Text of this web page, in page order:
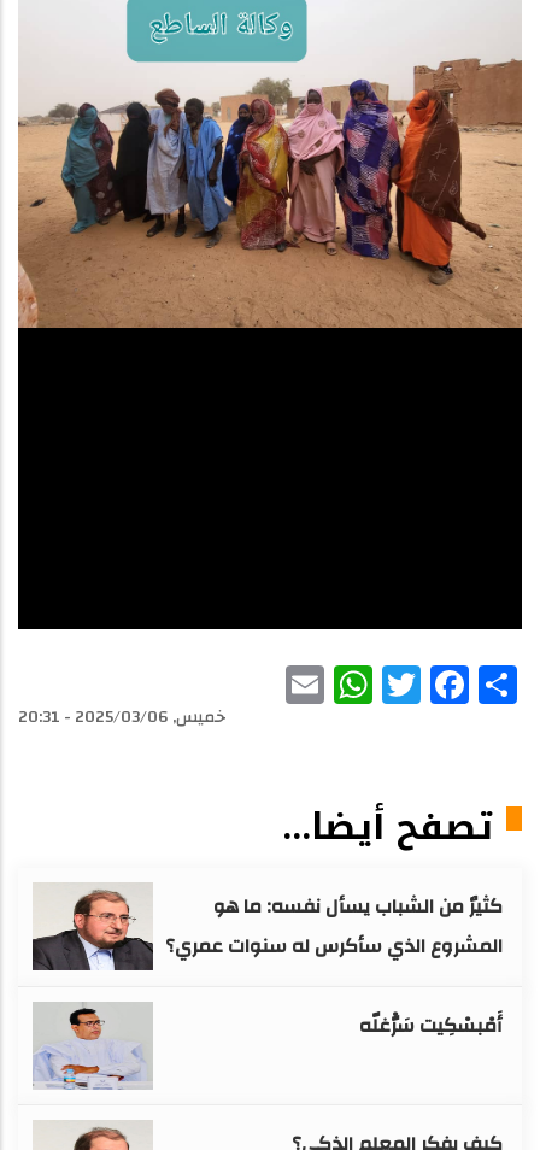
Share
Facebook
Twitter
WhatsApp
خميس, 2025/03/06 - 20:31
تصفح أيضا...
كثيرٌ من الشباب يسأل نفسه: ما هو
المشروع الذي سأكرس له سنوات عمري؟
أَمْبسْكِيت سَرّْغلّه